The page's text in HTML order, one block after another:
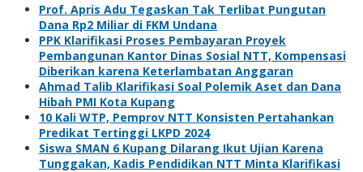
Prof. Apris Adu Tegaskan Tak Terlibat Pungutan
Dana Rp2 Miliar di FKM Undana
PPK Klarifikasi Proses Pembayaran Proyek
Pembangunan Kantor Dinas Sosial NTT, Kompensasi
Diberikan karena Keterlambatan Anggaran
Ahmad Talib Klarifikasi Soal Polemik Aset dan Dana
Hibah PMI Kota Kupang
10 Kali WTP, Pemprov NTT Konsisten Pertahankan
Predikat Tertinggi LKPD 2024
Siswa SMAN 6 Kupang Dilarang Ikut Ujian Karena
Tunggakan, Kadis Pendidikan NTT Minta Klarifikasi